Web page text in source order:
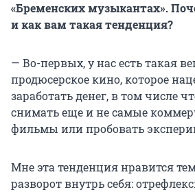
«Бременских музыкантах».
и как вам такая тенденция?
— Во-первых, у нас есть такая
продюсерское кино, которое
заработать денег, в том числе
снимать еще и не самые
фильмы или пробовать
Мне эта тенденция нравится
разворот внутрь себя: